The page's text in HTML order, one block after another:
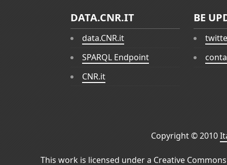
DATA.CNR.IT
data.CNR.it
SPARQL Endpoint
CNR.it
BE
Copyright © 2010
This work is licensed under a Creative